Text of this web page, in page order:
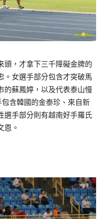
頭，才拿下三千障礙金牌的
。女選手部分包含才突破馬
的蘇鳳婷，以及代表泰山慢
含韓國的金泰珍、來自新
選手部分則有越南好手羅氏
恩。